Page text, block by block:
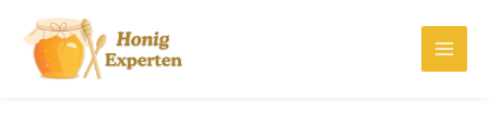
Inhalt
springen
Main